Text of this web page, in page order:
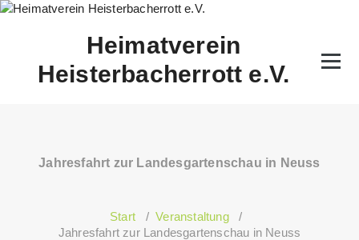
Zum
Heimatverein
Heisterbacherrott e.V.
Jahresfahrt zur Landesgartenschau in Neuss
Start/Veranstaltung/
Jahresfahrt zur Landesgartenschau in Neuss